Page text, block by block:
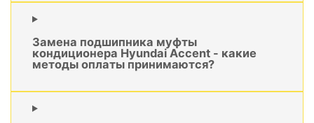
Замена подшипника муфты
кондиционера Hyundai Accent - какие
методы оплаты принимаются?